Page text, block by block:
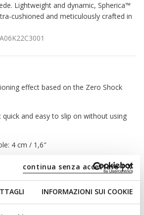
INFORMAZIONI SUI COOKIE
continua senza accettare | X
Lightweight and dynamic, Spherica™
cushioned and meticulously crafted in
effect based on the Zero Shock
quick and easy to slip on without using
4 cm / 1,6"
to adjust the fit; Removable insole